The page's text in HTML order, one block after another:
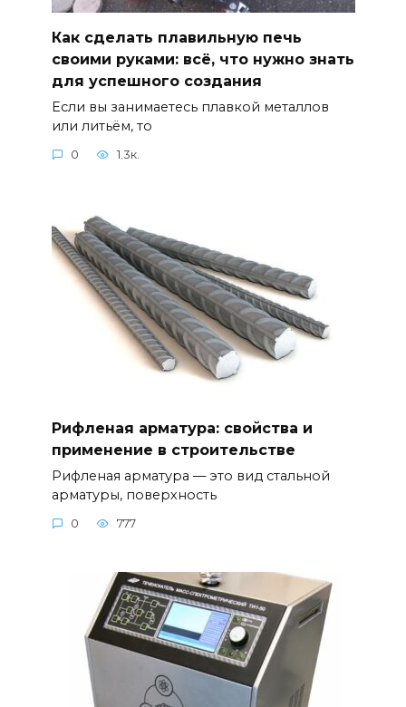
Как сделать плавильную печь
своими руками: всё, что нужно знать
для успешного создания
Если вы занимаетесь плавкой металлов
или литьём, то
0 1.3к.
Рифленая арматура: свойства и
применение в строительстве
Рифленая арматура — это вид стальной
арматуры, поверхность
0 777